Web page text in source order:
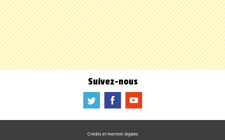
Suivez-nous
a b f
Crédits et mention légales